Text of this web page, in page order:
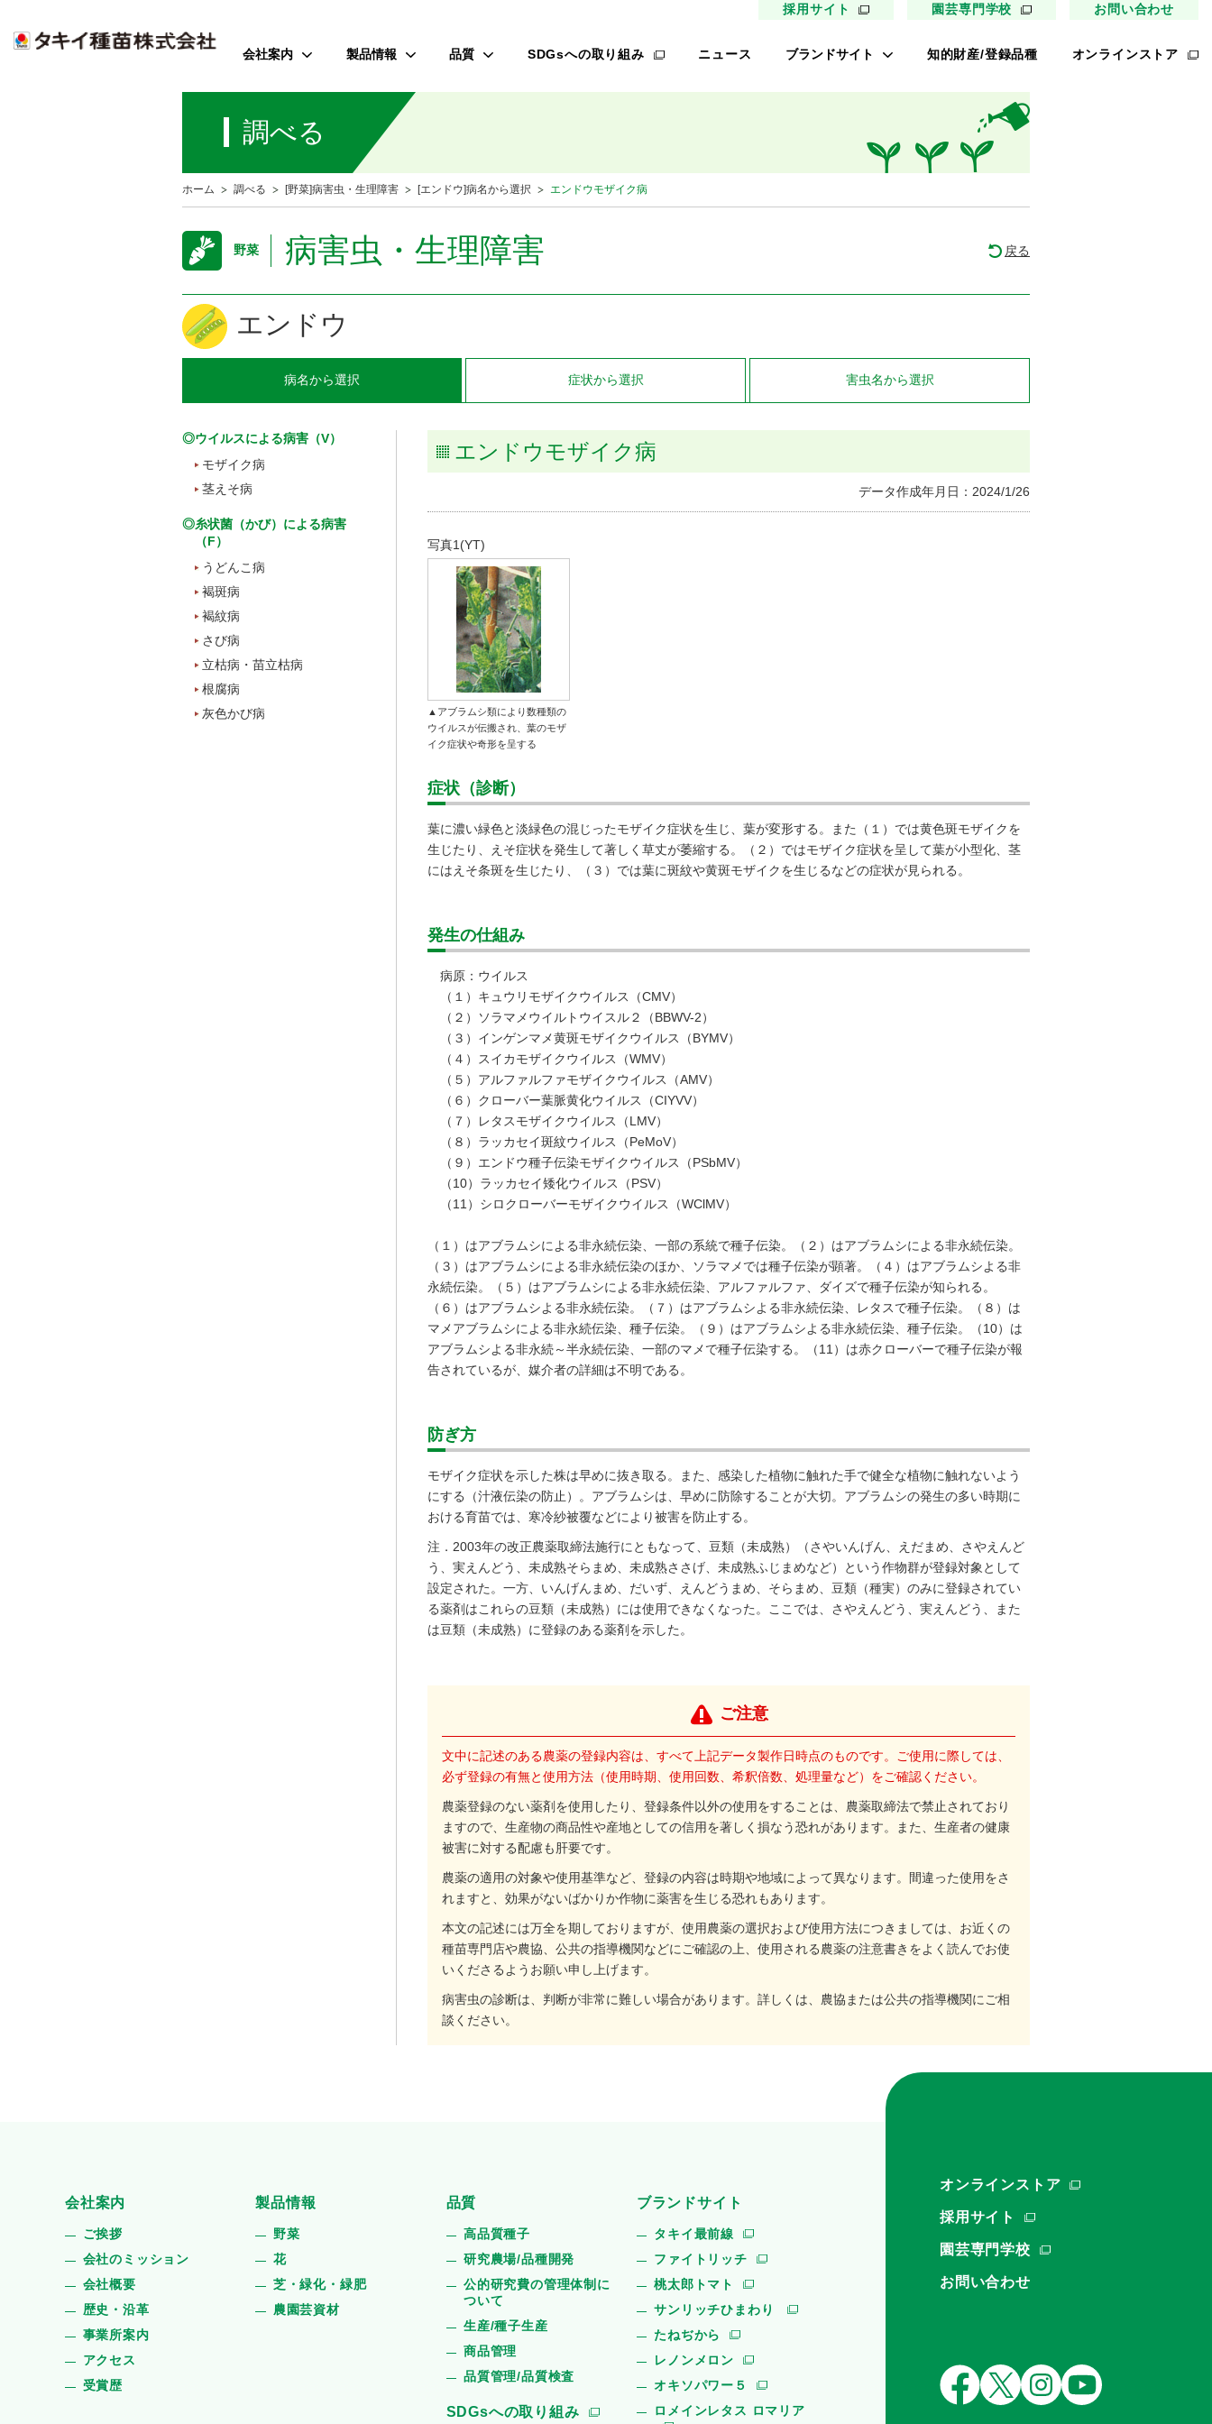
採用サイト 園芸専門学校 お問い合わせ
会社案内
会社のミッション
事業所案内
製品情報
花
芝・緑化・緑肥
品質
商品管理
SDGsへの取り組み ニュース ブランドサイト
UETE
知的財産/登録品種 オンラインストア
調べる
ホーム 調べる [野菜]病害虫・生理障害 [エンドウ]病名から選択 エンドウモザイク病
野菜 病害虫・生理障害 戻る
エンドウ
病名から選択 症状から選択 害虫名から選択
◎ウイルスによる病害（V）
モザイク病
茎えそ病
◎糸状菌（かび）による病害
（F）
うどんこ病
褐斑病
褐紋病
さび病
立枯病・苗立枯病
根腐病
灰色かび病
エンドウモザイク病
データ作成年月日：2024/1/26
写真1(YT)
▲アブラムシ類により数種類の
ウイルスが伝搬され、葉のモザ
イク症状や奇形を呈する
症状（診断）
葉に濃い緑色と淡緑色の混じったモザイク症状を生じ、葉が変形する。また（１）では黄色斑モザイクを
生じたり、えそ症状を発生して著しく草丈が萎縮する。（２）ではモザイク症状を呈して葉が小型化、茎
にはえそ条斑を生じたり、（３）では葉に斑紋や黄斑モザイクを生じるなどの症状が見られる。
発生の仕組み
病原：ウイルス
（１）キュウリモザイクウイルス（CMV）
（２）ソラマメウイルトウイスル２（BBWV-2）
（３）インゲンマメ黄斑モザイクウイルス（BYMV）
（４）スイカモザイクウイルス（WMV）
（５）アルファルファモザイクウイルス（AMV）
（６）クローバー葉脈黄化ウイルス（CIYVV）
（７）レタスモザイクウイルス（LMV）
（８）ラッカセイ斑紋ウイルス（PeMoV）
（９）エンドウ種子伝染モザイクウイルス（PSbMV）
（10）ラッカセイ矮化ウイルス（PSV）
（11）シロクローバーモザイクウイルス（WClMV）
（１）はアブラムシによる非永続伝染、一部の系統で種子伝染。（２）はアブラムシによる非永続伝染。
（３）はアブラムシによる非永続伝染のほか、ソラマメでは種子伝染が顕著。（４）はアブラムシよる非
永続伝染。（５）はアブラムシによる非永続伝染、アルファルファ、ダイズで種子伝染が知られる。
（６）はアブラムシよる非永続伝染。（７）はアブラムシよる非永続伝染、レタスで種子伝染。（８）は
マメアブラムシによる非永続伝染、種子伝染。（９）はアブラムシよる非永続伝染、種子伝染。（10）は
アブラムシよる非永続～半永続伝染、一部のマメで種子伝染する。（11）は赤クローバーで種子伝染が報
告されているが、媒介者の詳細は不明である。
防ぎ方
モザイク症状を示した株は早めに抜き取る。また、感染した植物に触れた手で健全な植物に触れないよう
にする（汁液伝染の防止）。アブラムシは、早めに防除することが大切。アブラムシの発生の多い時期に
おける育苗では、寒冷紗被覆などにより被害を防止する。
注．2003年の改正農薬取締法施行にともなって、豆類（未成熟）（さやいんげん、えだまめ、さやえんど
う、実えんどう、未成熟そらまめ、未成熟ささげ、未成熟ふじまめなど）という作物群が登録対象として
設定された。一方、いんげんまめ、だいず、えんどうまめ、そらまめ、豆類（種実）のみに登録されてい
る薬剤はこれらの豆類（未成熟）には使用できなくなった。ここでは、さやえんどう、実えんどう、また
は豆類（未成熟）に登録のある薬剤を示した。
ご注意
文中に記述のある農薬の登録内容は、すべて上記データ製作日時点のものです。ご使用に際しては、
必ず登録の有無と使用方法（使用時期、使用回数、希釈倍数、処理量など）をご確認ください。
農薬登録のない薬剤を使用したり、登録条件以外の使用をすることは、農薬取締法で禁止されており
ますので、生産物の商品性や産地としての信用を著しく損なう恐れがあります。また、生産者の健康
被害に対する配慮も肝要です。
農薬の適用の対象や使用基準など、登録の内容は時期や地域によって異なります。間違った使用をさ
れますと、効果がないばかりか作物に薬害を生じる恐れもあります。
本文の記述には万全を期しておりますが、使用農薬の選択および使用方法につきましては、お近くの
種苗専門店や農協、公共の指導機関などにご確認の上、使用される農薬の注意書きをよく読んでお使
いくださるようお願い申し上げます。
病害虫の診断は、判断が非常に難しい場合があります。詳しくは、農協または公共の指導機関にご相
談ください。
会社案内
ご挨拶
会社のミッション
会社概要
歴史・沿革
事業所案内
アクセス
受賞歴
製品情報
野菜
花
芝・緑化・緑肥
農園芸資材
品質
高品質種子
研究農場/品種開発
公的研究費の管理体制に
ついて
生産/種子生産
商品管理
品質管理/品質検査
SDGsへの取り組み
ブランドサイト
タキイ最前線
ファイトリッチ
桃太郎トマト
サンリッチひまわり
たねぢから
レノンメロン
オキソパワー５
ロメインレタス ロマリア
オンラインストア
採用サイト
園芸専門学校
お問い合わせ